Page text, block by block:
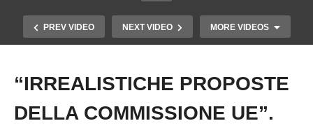
PREV VIDEO NEXT VIDEO MORE VIDEOS
Copy Embed Code
“IRREALISTICHE PROPOSTE
DELLA COMMISSIONE UE”.